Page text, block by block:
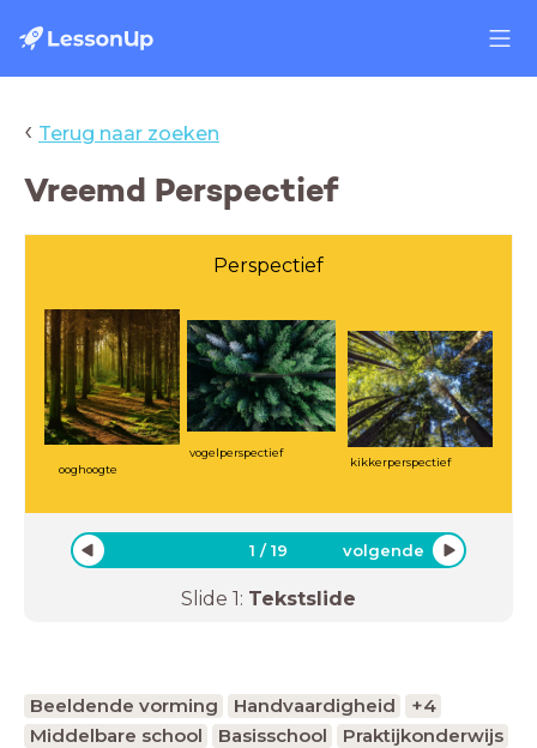
‹ Terug naar zoeken
Vreemd Perspectief
Perspectief
ooghoogte
vogelperspectief
kikkerperspectief
1 /19 volgende
Slide 1: Tekstslide
Beeldende vorming Handvaardigheid
+4
Middelbare school
Basisschool
Praktijkonderwijs